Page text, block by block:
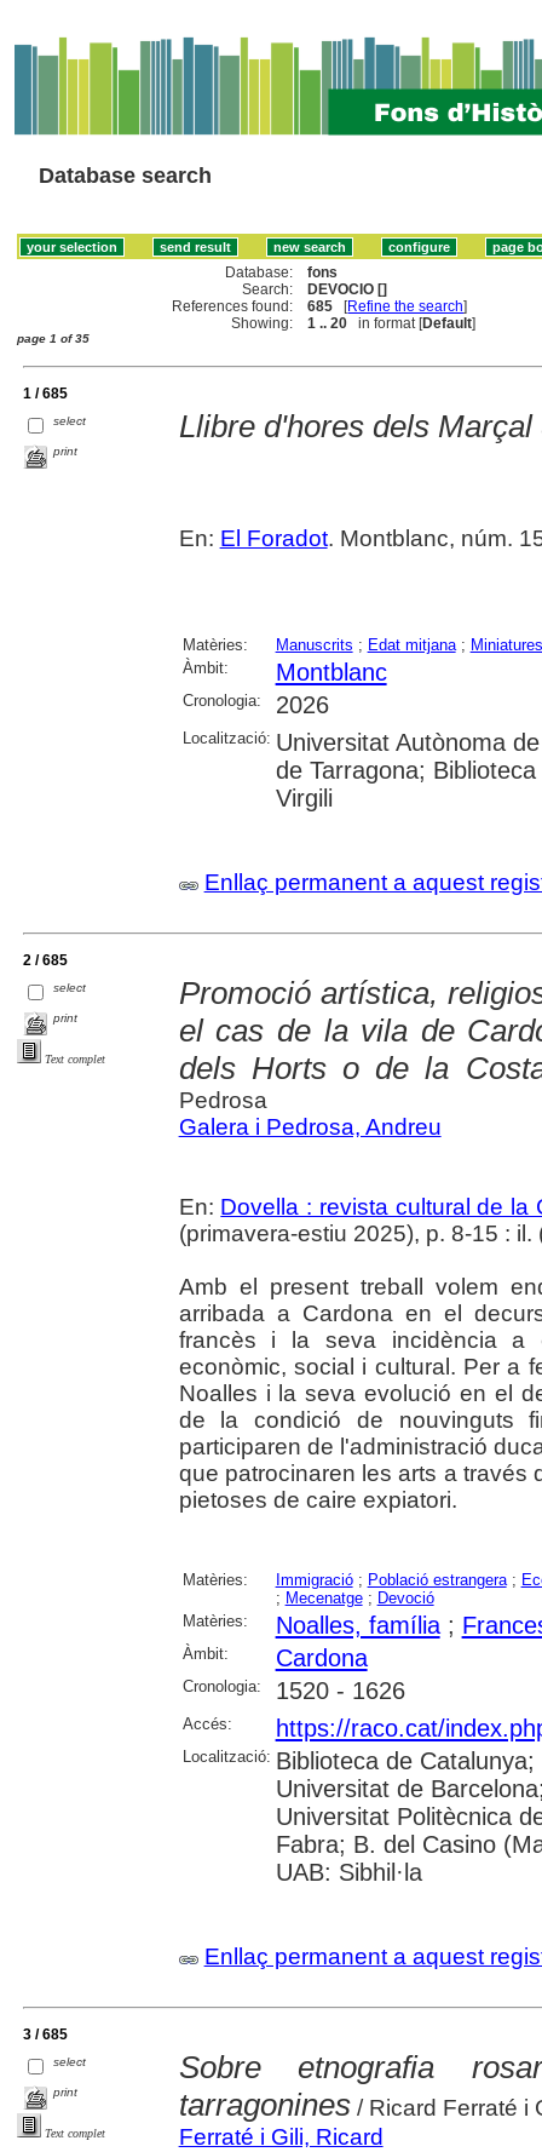
Database search
Database:
fons
Search:
DEVOCIO []
References found:
685 [Refine the search]
Showing:
1 .. 20 in format [Default]
page 1 of 35
1 / 685
select
print
Llibre d'hores dels
En: El Foradot. Montblanc, núm.
Matèries: Manuscrits ; Edat mitjana; Miniatures
Àmbit:
Montblanc
Cronologia: 2026
Localització: Universitat Autònoma
de Tarragona;
Virgili
Enllaç permanent a aquest
2 / 685
select
print
Text complet
Promoció artística,
el cas de la vila de
dels Horts o de la
Pedrosa
Galera i Pedrosa, Andreu
En: Dovella : revista cultural de la
(primavera-estiu 2025), p. 8-15 : il.
Amb el present treball volem
arribada a Cardona en el
francès i la seva incidència
econòmic, social i cultural. Per a
Noalles i la seva evolució en el
de la condició de nouvinguts
participaren de l'administració
que patrocinaren les arts a través
pietoses de caire expiatori.
Matèries: Immigració; Població estrangera;
; Mecenatge; Devoció
Matèries:
Noalles, família;
Àmbit: Cardona
Cronologia: 1520 - 1626
Accés: https://raco.cat/
Localització: Biblioteca de
Universitat de
Universitat Politècnica
Fabra; B. del Casino
UAB: Sibhil·la
Enllaç permanent a aquest
3 / 685
select
print
Text complet
Sobre etnografia
tarragonines/ Ricard Ferraté i
Ferraté i Gili, Ricard